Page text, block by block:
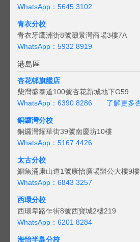
WhatsApp：5645 3102
青衣分校
青衣牙鷹洲街8號灝景灣商場3樓7A
WhatsApp：5932 8919
港島區
杏花邨旗艦店
柴灣盛泰道100號杏花新城地下G59
WhatsApp：6390 8286
了解更多
銅鑼灣分校
銅鑼灣耀華街39號南慶坊10樓
WhatsApp：5167 4426
太古分校
鰂魚涌康山道1號康怡廣場辦公大樓9樓
WhatsApp：6843 3257
西環分校
西環卑路乍街8號西寶城2樓219
WhatsApp：6201 8284
海怡半島分校